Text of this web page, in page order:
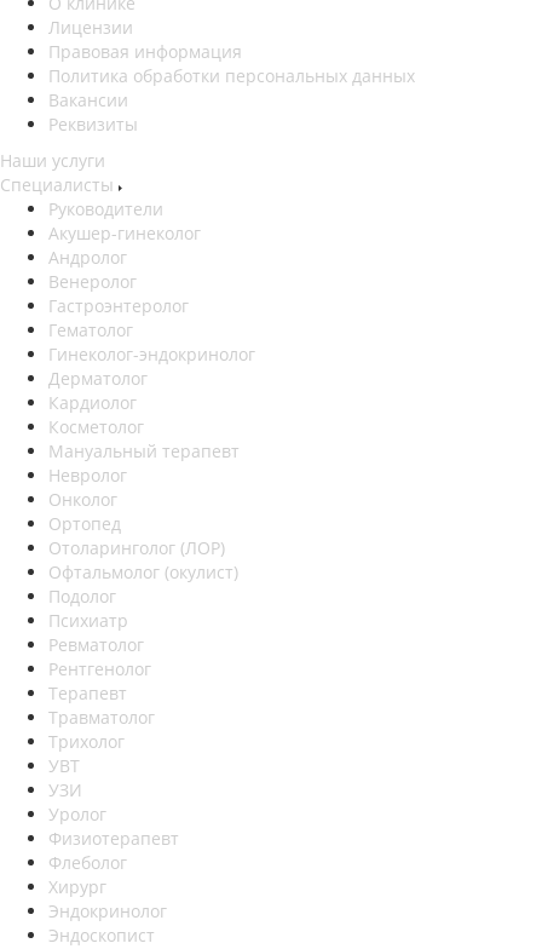
Лицензии
Правовая информация
Политика обработки персональных данных
Вакансии
Реквизиты
Наши услуги
Специалисты
Руководители
Акушер-гинеколог
Андролог
Венеролог
Гастроэнтеролог
Гематолог
Гинеколог-эндокринолог
Дерматолог
Кардиолог
Косметолог
Мануальный терапевт
Невролог
Онколог
Ортопед
Отоларинголог (ЛОР)
Офтальмолог (окулист)
Подолог
Психиатр
Ревматолог
Рентгенолог
Терапевт
Травматолог
Трихолог
УВТ
УЗИ
Уролог
Физиотерапевт
Флеболог
Хирург
Эндокринолог
Эндоскопист